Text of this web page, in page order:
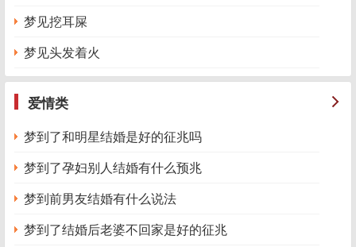
梦见挖耳屎
梦见头发着火
爱情类
梦到了和明星结婚是好的征兆吗
梦到了孕妇别人结婚有什么预兆
梦到前男友结婚有什么说法
梦到了结婚后老婆不回家是好的征兆